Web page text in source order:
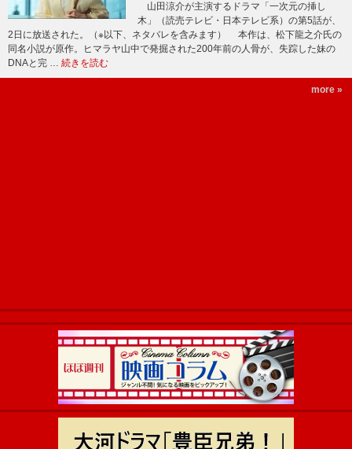
山田涼介が主演するドラマ「一次元の挿し
木」（読売テレビ・日本テレビ系）の第5話が、
2日に放送された。（※以下、ネタバレを含みます） 本作は、松下龍之介氏の
同名小説が原作。ヒマラヤ山中で発掘された200年前の人骨が、失踪した妹の
DNAと完 … 続きを読む
more »